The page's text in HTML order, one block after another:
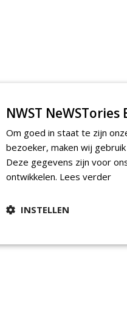
NWST NeWSTories
Om goed in staat te zijn
bezoeker, maken wij gebruik
Deze gegevens zijn voor
ontwikkelen. Lees verder
INSTELLEN